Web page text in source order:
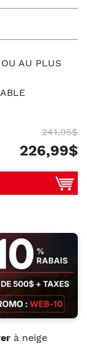
AU PLUS
241,95$
226,99$
à neige